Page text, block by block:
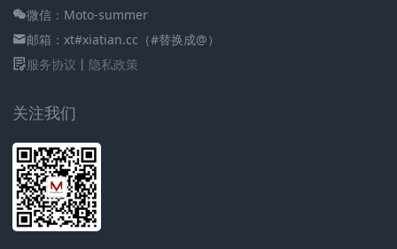
微信：Moto-summer
邮箱：xt#xiatian.cc（#替换成@）
服务协议 丨 隐私政策
关注我们